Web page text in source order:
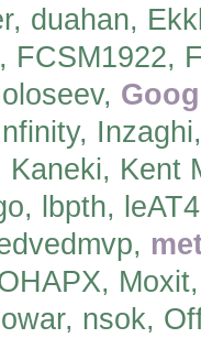
duahan,
, FCSM1922,
Kent
lbpth,
nsok,